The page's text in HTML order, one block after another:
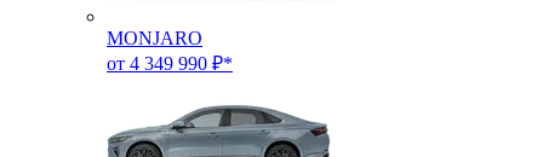
MONJARO
от 4 349 990 ₽*